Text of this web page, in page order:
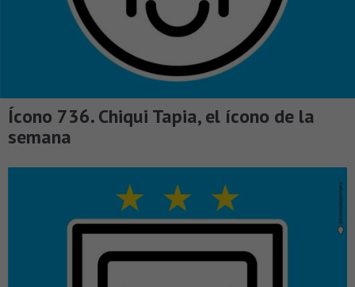
Ícono 736. Chiqui Tapia, el ícono de la
semana